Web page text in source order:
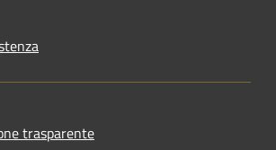
trasparente